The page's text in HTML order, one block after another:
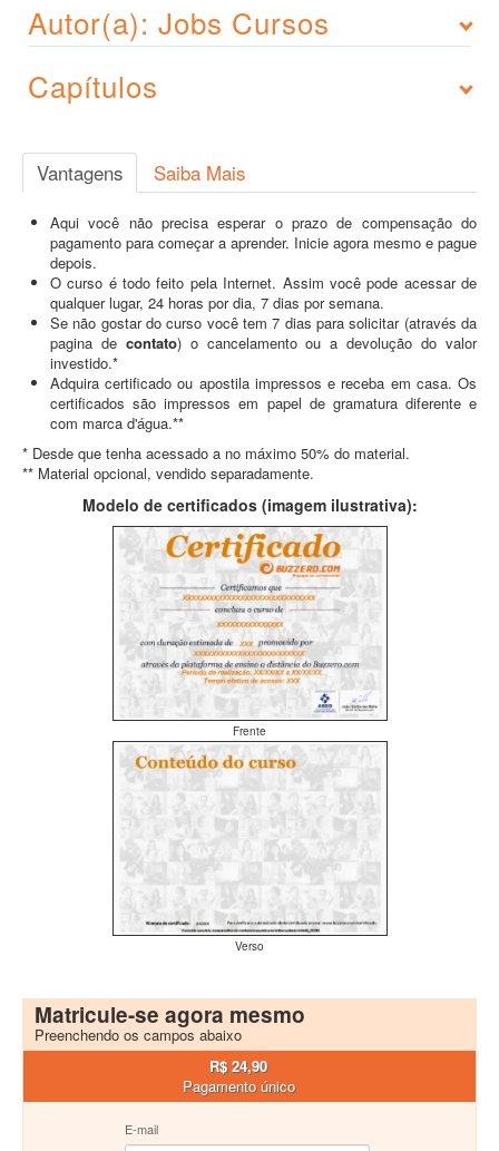
Autor(a): Jobs Cursos
Capítulos
Vantagens Saiba Mais
Aqui você não precisa esperar o prazo de compensação do
pagamento para começar a aprender. Inicie agora mesmo e pague
depois.
O curso é todo feito pela Internet. Assim você pode acessar de
qualquer lugar, 24 horas por dia, 7 dias por semana.
Se não gostar do curso você tem 7 dias para solicitar (através da
pagina de contato) o cancelamento ou a devolução do valor
investido.*
Adquira certificado ou apostila impressos e receba em casa. Os
certificados são impressos em papel de gramatura diferente e
com marca d'água.**
* Desde que tenha acessado a no máximo 50% do material.
** Material opcional, vendido separadamente.
Modelo de certificados (imagem ilustrativa):
Frente
Verso
Matricule-se agora mesmo
Preenchendo os campos abaixo
R$ 24,90
Pagamento único
E-mail